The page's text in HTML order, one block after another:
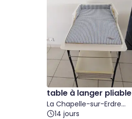
table à langer pliable
La Chapelle-sur-Erdre
(Loire-Atlantique)
14 jours